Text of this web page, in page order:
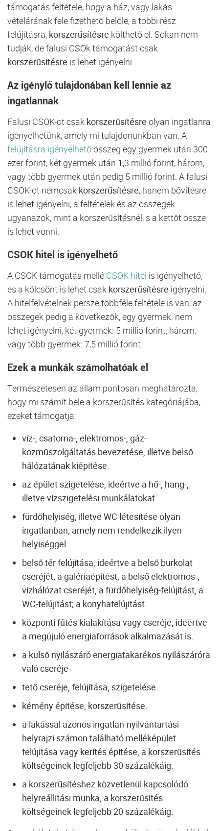
támogatás feltétele, hogy a ház, vagy lakás
vételárának fele fizethető belőle, a többi rész
felújításra, korszerűsítésre költhető el. Sokan nem
tudják, de falusi CSOk támogatást csak
korszerűsítésre is lehet igényelni.
Az igénylő tulajdonában kell lennie az
ingatlannak
Falusi CSOK-ot csak korszerűsítésre olyan ingatlanra
igényelhetünk, amely mi tulajdonunkban van. A
felújításra igényelhetőösszeg egy gyermek után 300
ezer forint, két gyermek után 1,3 millió forint, három,
vagy több gyermek után pedig 5 millió forint. A falusi
CSOK-ot nemcsak korszerűsítésre, hanem bővítésre
is lehet igényelni, a feltételek és az összegek
ugyanazok, mint a korszerűsítésnél, s a kettőt össze
is lehet vonni.
CSOK hitel is igényelhető
A CSOK támogatás mellé CSOK hitel is igényelhető,
és a kölcsönt is lehet csak korszerűsítésre igényelni.
A hitelfelvételnek persze többféle feltétele is van, az
összegek pedig a következők, egy gyermek: nem
lehet igényelni, két gyermek: 5 millió forint, három,
vagy több gyermek: 7,5 millió forint.
Ezek a munkák számolhatóak el
Természetesen az állam pontosan meghatározta,
hogy mi számít bele a korszerűsítés kategóriájába,
ezeket támogatja:
víz-, csatorna-, elektromos-, gáz-
közműszolgáltatás bevezetése, illetve belső
hálózatának kiépítése.
az épület szigetelése, ideértve a hő-, hang-,
illetve vízszigetelési munkálatokat.
fürdőhelyiség, illetve WC létesítése olyan
ingatlanban, amely nem rendelkezik ilyen
helyiséggel.
belső tér felújítása, ideértve a belső burkolat
cseréjét, a galériaépítést, a belső elektromos-,
vízhálózat cseréjét, a fürdőhelyiség-felújítást, a
WC-felújítást; a konyhafelújítást.
központi fűtés kialakítása vagy cseréje, ideértve
a megújuló energiaforrások alkalmazását is.
a külső nyílászáró energiatakarékos nyílászáróra
való cseréje
tető cseréje, felújítása, szigetelése.
kémény építése, korszerűsítése.
a lakással azonos ingatlan-nyilvántartási
helyrajzi számon található melléképület
felújítása vagy kerítés építése, a korszerűsítés
költségeinek legfeljebb 30 százalékáig.
a korszerűsítéshez közvetlenül kapcsolódó
helyreállítási munka, a korszerűsítés
költségeinek legfeljebb 20 százalékáig.